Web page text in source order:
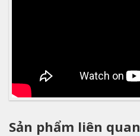
Sản phẩm liên quan